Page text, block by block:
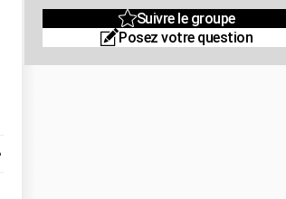
Suivre le groupe
Posez votre question